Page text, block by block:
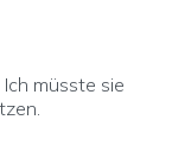
müsste sie